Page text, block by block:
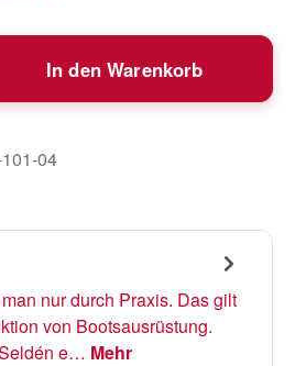
den gewünschten
In den Warenkorb
04
nur durch Praxis. Das gilt
von Bootsausrüstung.
e… Mehr